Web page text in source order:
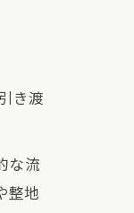
き渡
な流
整地